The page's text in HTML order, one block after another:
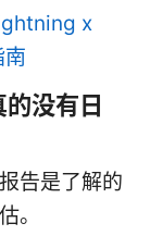
x
南
没有日
告是了解的
。